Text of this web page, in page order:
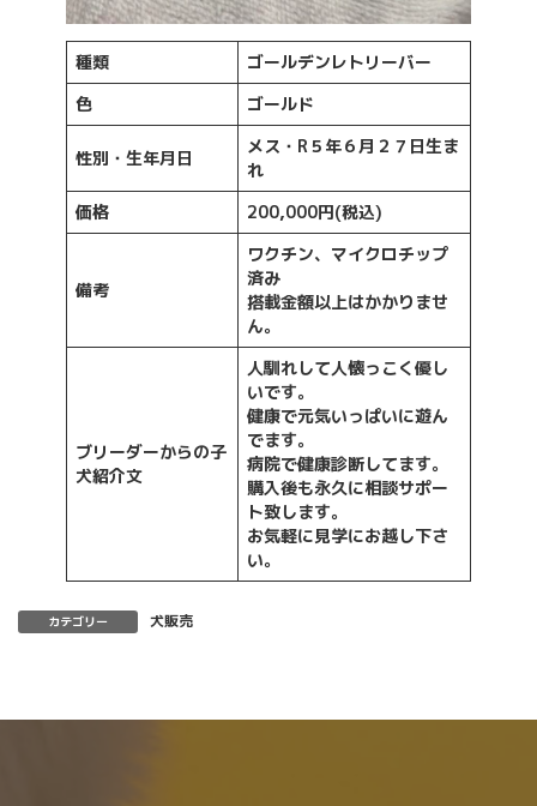
種類
ゴールデンレトリーバー
色
ゴールド
性別・生年月日
メス・R５年６月２７日生ま
れ
価格
200,000円(税込)
備考
ワクチン、マイクロチップ
済み
搭載金額以上はかかりませ
ん。
ブリーダーからの子
犬紹介文
人馴れして人懐っこく優し
いです。
健康で元気いっぱいに遊ん
でます。
病院で健康診断してます。
購入後も永久に相談サポー
ト致します。
お気軽に見学にお越し下さ
い。
カテゴリー 犬販売